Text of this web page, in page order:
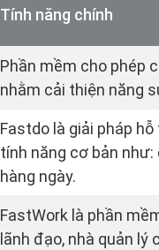
Tính năng chính
Phần mềm cho phép
nhằm cải thiện năng
Fastdo là giải pháp
tính năng cơ bản như:
hàng ngày.
FastWork là phần
lãnh đạo, nhà quản lý